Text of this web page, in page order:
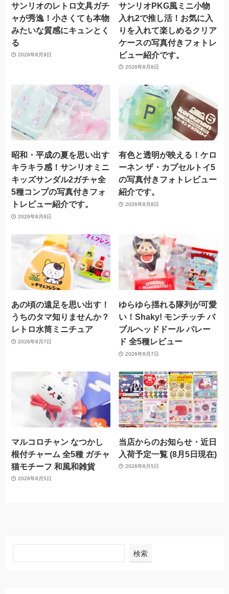
サンリオのレトロ文具ガチ
ャが秀逸！小さくても本物
みたいな質感にキュンとく
る
2026年8月9日
サンリオPKG風ミニ小物
入れ2で推し活！お気に入
りを入れて楽しめるクリア
ケースの写真付きフォトレ
ビュー紹介です。
2026年8月8日
昭和・平成の夏を思い出す
キラキラ感！サンリオミニ
キッズサンダル2ガチャ全
5種コンプの写真付きフォ
トレビュー紹介です。
2026年8月8日
有色と透明が映える！ケロ
ーネン ザ・カプセルトイ5
の写真付きフォトレビュー
紹介です。
2026年8月8日
あの頃の遠足を思い出す！
うちのタマ知りませんか？
レトロ水筒ミニチュア
2026年8月7日
ゆらゆら揺れる隊列が可愛
い！Shaky! モンチッチ バ
ブルヘッドドール パレー
ド 全5種レビュー
2026年8月7日
マルコロチャン なつかし
根付チャーム 全5種 ガチャ
猫モチーフ 和風和雑貨
2026年8月5日
当店からのお知らせ・近日
入荷予定一覧 (8月5日現在)
2026年8月5日
検索